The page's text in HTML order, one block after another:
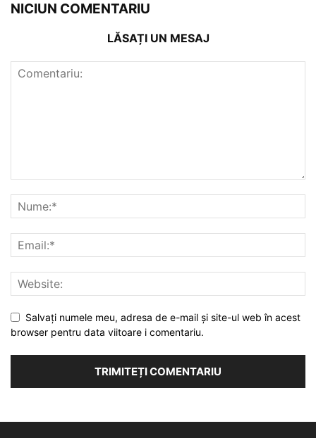
NICIUN COMENTARIU
LĂSAȚI UN MESAJ
Salvați numele meu, adresa de e-mail și site-ul web în acest
browser pentru data viitoare i comentariu.